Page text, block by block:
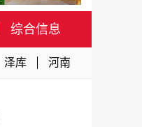
综合信息
泽库 河南